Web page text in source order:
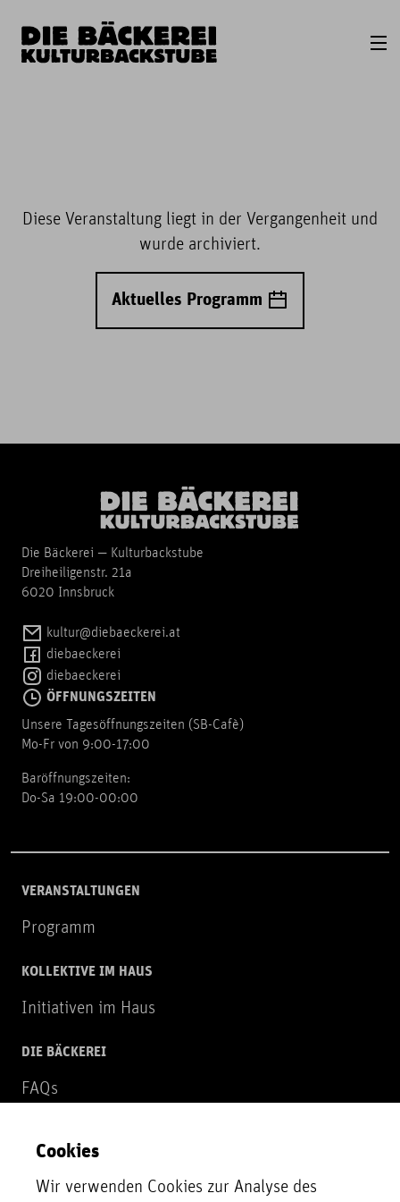
Diese Veranstaltung liegt in der Vergangenheit und
wurde archiviert.
Aktuelles Programm
Die Bäckerei — Kulturbackstube
Dreiheiligenstr. 21a
6020 Innsbruck
kultur@diebaeckerei.at
diebaeckerei
diebaeckerei
ÖFFNUNGSZEITEN
Unsere Tagesöffnungszeiten (SB-Cafè)
Mo-Fr von 9:00-17:00
Baröffnungszeiten:
Do-Sa 19:00-00:00
VERANSTALTUNGEN
Programm
KOLLEKTIVE IM HAUS
Initiativen im Haus
DIE BÄCKEREI
FAQs
NEWSLETTER
Zur Newsletter Anmeldung
Cookies
Wir verwenden Cookies zur Analyse des